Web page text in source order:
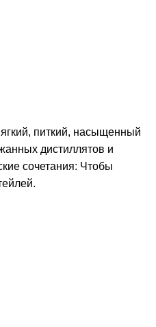
питкий, насыщенный
дистиллятов и
сочетания: Чтобы